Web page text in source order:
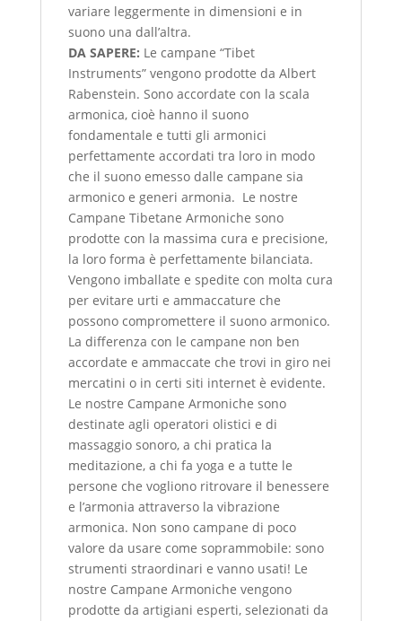
variare leggermente in dimensioni e in
suono una dall’altra.
DA SAPERE: Le campane “Tibet
Instruments” vengono prodotte da Albert
Rabenstein. Sono accordate con la scala
armonica, cioè hanno il suono
fondamentale e tutti gli armonici
perfettamente accordati tra loro in modo
che il suono emesso dalle campane sia
armonico e generi armonia. Le nostre
Campane Tibetane Armoniche sono
prodotte con la massima cura e precisione,
la loro forma è perfettamente bilanciata.
Vengono imballate e spedite con molta cura
per evitare urti e ammaccature che
possono compromettere il suono armonico.
La differenza con le campane non ben
accordate e ammaccate che trovi in giro nei
mercatini o in certi siti internet è evidente.
Le nostre Campane Armoniche sono
destinate agli operatori olistici e di
massaggio sonoro, a chi pratica la
meditazione, a chi fa yoga e a tutte le
persone che vogliono ritrovare il benessere
e l’armonia attraverso la vibrazione
armonica. Non sono campane di poco
valore da usare come soprammobile: sono
strumenti straordinari e vanno usati! Le
nostre Campane Armoniche vengono
prodotte da artigiani esperti, selezionati da